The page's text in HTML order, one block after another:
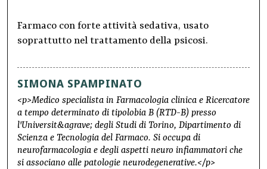
Farmaco con forte attività sedativa, usato
soprattutto nel trattamento della psicosi.
SIMONA SPAMPINATO
<p>Medico specialista in Farmacologia clinica e Ricercatore
a tempo determinato di tipolobia B (RTD-B) presso
l'Universit&agrave; degli Studi di Torino, Dipartimento di
Scienza e Tecnologia del Farmaco. Si occupa di
neurofarmacologia e degli aspetti neuro infiammatori che
si associano alle patologie neurodegenerative.</p>